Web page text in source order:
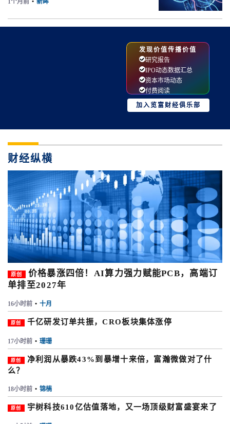
1个月前 • 新眸
发现价值传播价值
研究报告
IPO动态数据汇总
资本市场动态
付费阅读
加入览富财经俱乐部
财经纵横
原创
价格暴涨四倍！AI算力强力赋能PCB，高端订
单排至2027年
16小时前 • 十月
原创 千亿研发订单共振，CRO板块集体涨停
17小时前 • 珊珊
原创
净利润从暴跌43%到暴增十来倍，富瀚微做对了什
么？
18小时前 • 锦楠
原创 宇树科技610亿估值落地，又一场顶级财富盛宴来了